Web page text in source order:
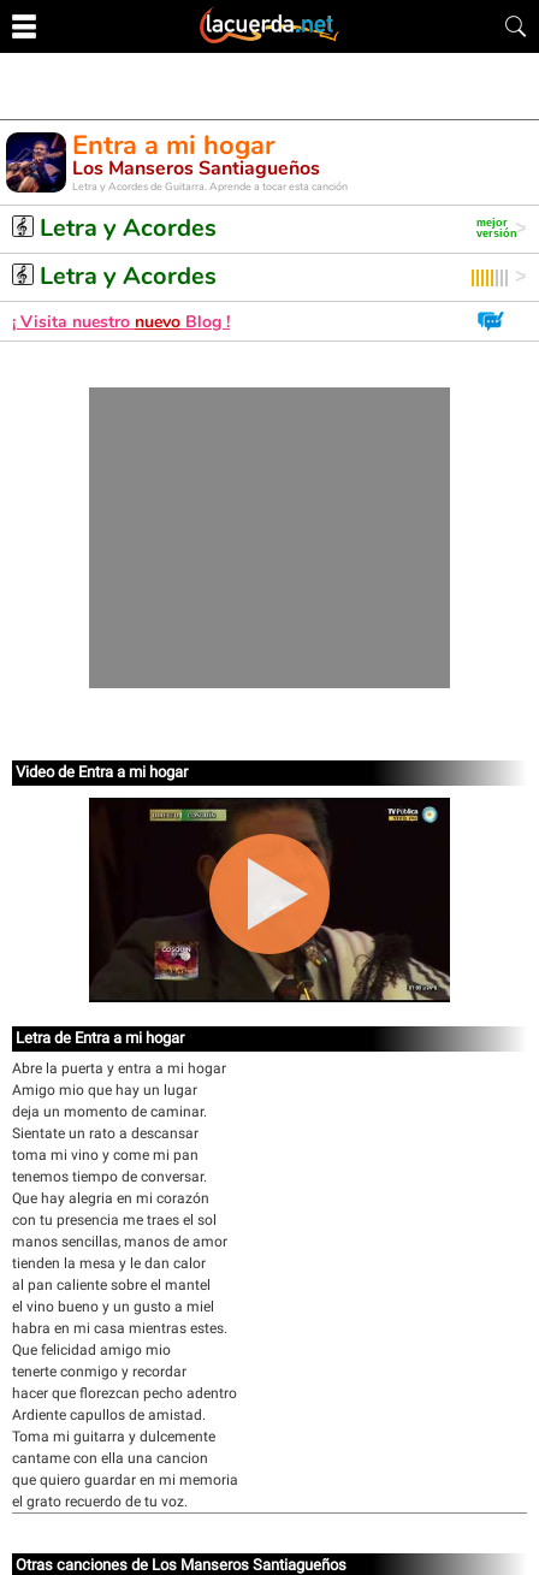
Entra a mi hogar
Los Manseros Santiagueños
Letra y Acordes de Guitarra. Aprende a tocar esta canción
Letra y Acordes
Letra y Acordes
¡ Visita nuestro nuevo Blog !
Video de Entra a mi hogar
Letra de Entra a mi hogar
Abre la puerta y entra a mi hogar
Amigo mio que hay un lugar
deja un momento de caminar.
Sientate un rato a descansar
toma mi vino y come mi pan
tenemos tiempo de conversar.
Que hay alegria en mi corazón
con tu presencia me traes el sol
manos sencillas, manos de amor
tienden la mesa y le dan calor
al pan caliente sobre el mantel
el vino bueno y un gusto a miel
habra en mi casa mientras estes.
Que felicidad amigo mio
tenerte conmigo y recordar
hacer que florezcan pecho adentro
Ardiente capullos de amistad.
Toma mi guitarra y dulcemente
cantame con ella una cancion
que quiero guardar en mi memoria
el grato recuerdo de tu voz.
Otras canciones de Los Manseros Santiagueños